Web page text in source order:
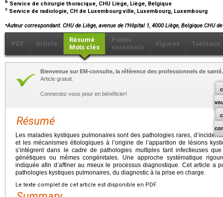
b Service de chirurgie thoracique, CHU Liège, Liège, Belgique
c Service de radiologie, CH de Luxembourg ville, Luxembourg, Luxembourg
⁎Auteur correspondant. CHU de Liège, avenue de l’Hôpital 1, 4000 Liège, Belgique.CHU
PDF Article
Résumé
Mots clés
Points
essentiels
Figures Tableaux
Bienvenue sur EM-consulte, la référence des professionnels de santé.
Article gratuit.
Connectez-vous pour en bénéficier!
Résumé
Les maladies kystiques pulmonaires sont des pathologies rares,
et les mécanismes étiologiques à l’origine de l’apparition de lésions
s’intègrent dans le cadre de pathologies multiples tant infectieuses
génétiques ou mêmes congénitales. Une approche systématique
indiquée afin d’affiner au mieux le processus diagnostique. Cet article a
pathologies kystiques pulmonaires, du diagnostic à la prise en charge.
Le texte complet de cet article est disponible en PDF.